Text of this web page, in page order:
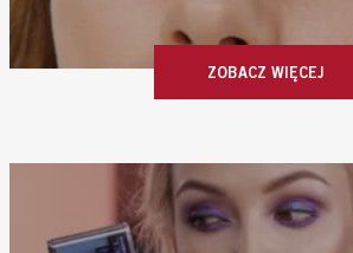
ZOBACZ WIĘCEJ